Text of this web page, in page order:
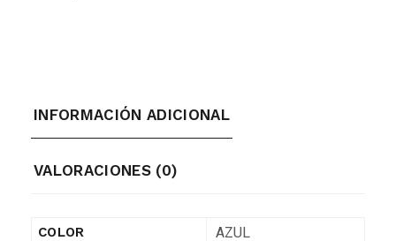
INFORMACIÓN ADICIONAL
VALORACIONES (0)
COLOR AZUL